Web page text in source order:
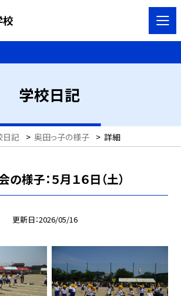
校
学校日記
日記 > 奥田っ子の様子 > 詳細
様子：５月１６日（土）
更新日 2026/05/16